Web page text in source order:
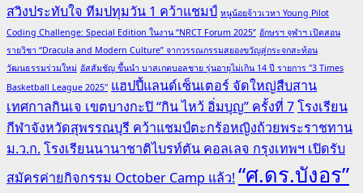
สวิงประทับใจ ทีมปทุมวัน 1 คว้าแชมป์ หนูน้อยจ้าวเวหา Young Pilot
Coding Challenge: Special Edition ในงาน “NRCT Forum 2025” อักษรฯ จุฬาฯ เปิดสอน
รายวิชา “Dracula and Modern Culture” จากวรรณกรรมสยองขวัญสู่กระจกสะท้อน
วัฒนธรรมร่วมใหม่ อัสสัมชัญ ขึ้นนำ บาสเกตบอลชาย รุ่นอายุไม่เกิน 14 ปี รายการ "3 Times
Basketball League 2025" แฮปปี้แลนด์เซ็นเตอร์ จัดใหญ่สืบสาน
เทศกาลกินเจ เขตบางกะปิ “กิน ไหว้ อิ่มบุญ” ครั้งที่ 7โรงเรียน
กีฬาจังหวัดสุพรรณบุรี คว้าแชมป์ตะกร้อหญิงถ้วยพระราชทาน
ม.ว.ก.โรงเรียนนานาชาติไบรท์ตัน คอลเลจ กรุงเทพฯ เปิดรับ
สมัครค่ายกิจกรรม October Camp แล้ว!“ศ.ดร.บังอร”